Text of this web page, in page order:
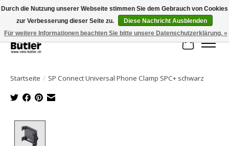
Große Auswahl an Produkten und schneller Versand!
Ihr
Startseite / SP Connect Universal Phone Clamp SPC+ schwarz
Durch die Nutzung unserer Webseite stimmen Sie dem Gebrauch von Cookies
zur Verbesserung dieser Seite zu.
Diese Nachricht Ausblenden
Für weitere Informationen beachten Sie bitte unsere Datenschutzerklärung. »